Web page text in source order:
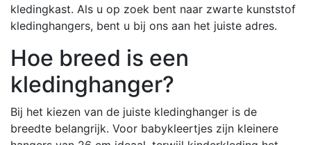
kledingkast. Als u op zoek bent naar zwarte kunststof
kledinghangers, bent u bij ons aan het juiste adres.
Hoe breed is een
kledinghanger?
Bij het kiezen van de juiste kledinghanger is de
breedte belangrijk. Voor babykleertjes zijn kleinere